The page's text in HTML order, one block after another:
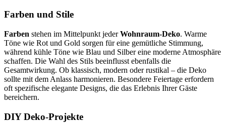
Farben und Stile
Farben stehen im Mittelpunkt jederWohnraum-Deko. Warme
Töne wie Rot und Gold sorgen für eine gemütliche Stimmung,
während kühle Töne wie Blau und Silber eine moderne Atmosphäre
schaffen. Die Wahl des Stils beeinflusst ebenfalls die
Gesamtwirkung. Ob klassisch, modern oder rustikal – die Deko
sollte mit dem Anlass harmonieren. Besondere Feiertage erfordern
oft spezifische elegante Designs, die das Erlebnis Ihrer Gäste
bereichern.
DIY Deko-Projekte